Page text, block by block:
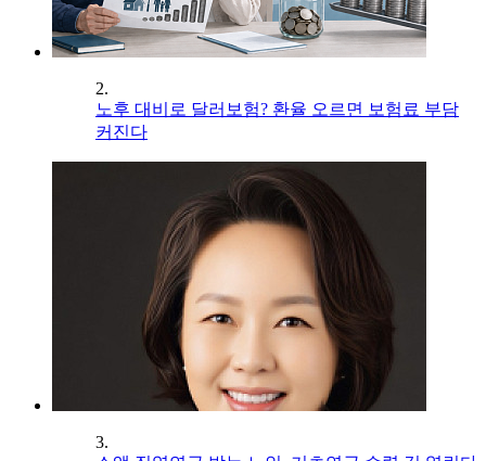
2.
노후 대비로 달러보험? 환율 오르면 보험료 부담
커진다
3.